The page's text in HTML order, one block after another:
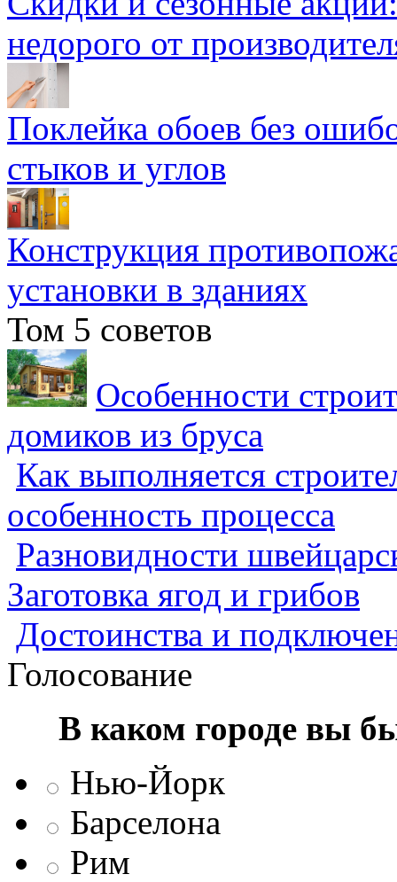
недорого от
Поклейка обоев без
стыков и углов
Конструкция
установки в зданиях
Том 5 советов
Особенности
домиков из бруса
Как выполняется
особенность процесса
Разновидности
Заготовка ягод и грибов
Достоинства и
Голосование
В каком городе вы
Нью-Йорк
Барселона
Рим